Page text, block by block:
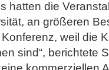
hatten die
an größeren
weil die
sind“, berichtete